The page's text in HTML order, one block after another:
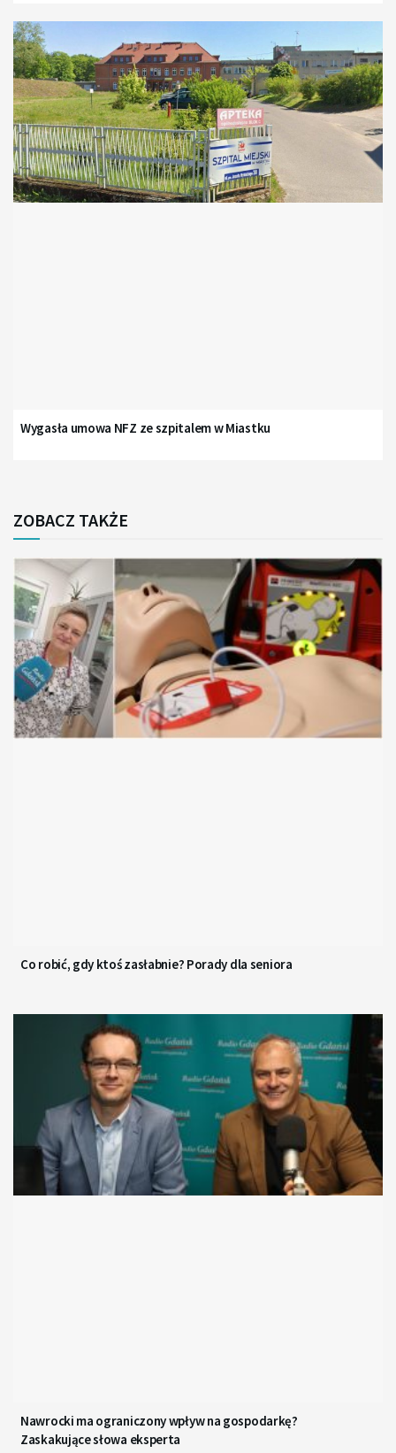
Wygasła umowa NFZ ze szpitalem w Miastku
ZOBACZ TAKŻE
Co robić, gdy ktoś zasłabnie? Porady dla seniora
Nawrocki ma ograniczony wpływ na gospodarkę?
Zaskakujące słowa eksperta